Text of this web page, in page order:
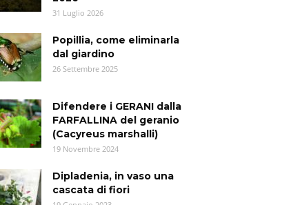
31 Luglio 2026
Popillia, come eliminarla
dal giardino
26 Settembre 2025
Difendere i GERANI dalla
FARFALLINA del geranio
(Cacyreus marshalli)
19 Novembre 2024
Dipladenia, in vaso una
cascata di fiori